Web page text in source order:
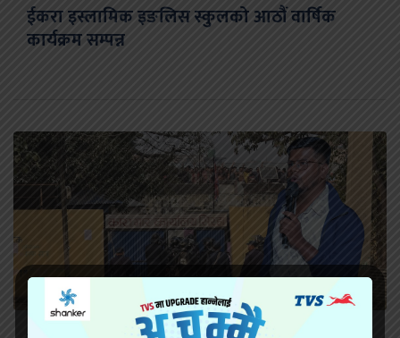
ईकरा इस्लामिक इङलिस स्कुलको आठौं वार्षिक
कार्यक्रम सम्पन्न